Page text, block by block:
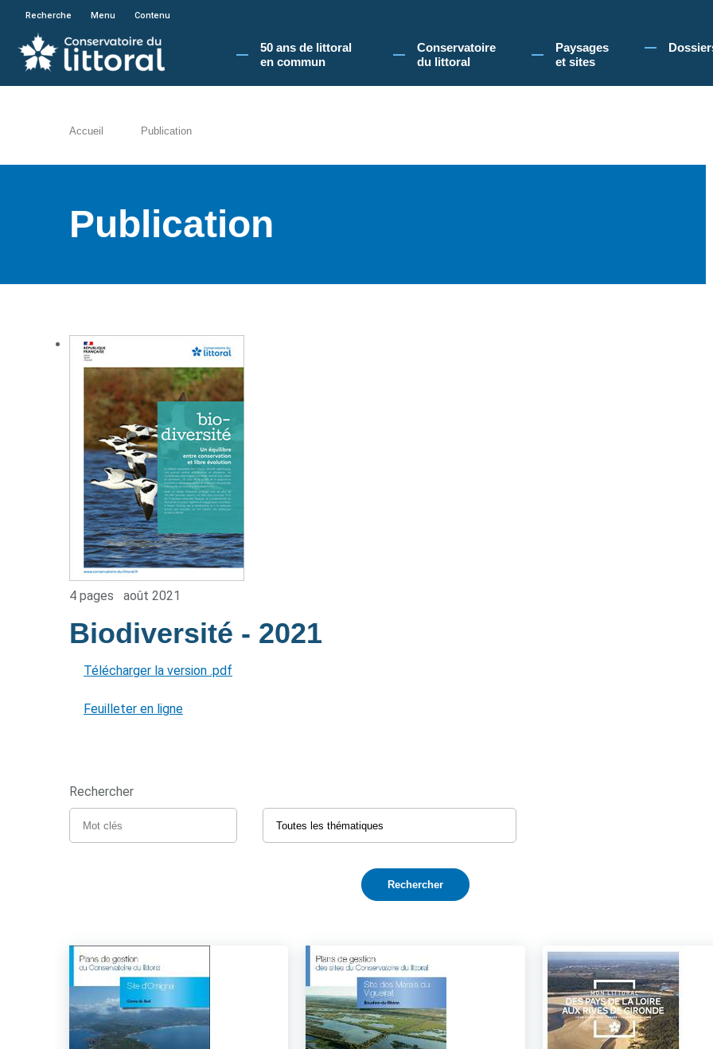
En poursuivant votre navigation sur le site du Conservatoire du littoral, vous acceptez l'utilisation de cookies pour vous
Recherche Menu Contenu
50 ans de littoral
en commun​
Conservatoire
du littoral
Paysages
et sites
Accueil Publication
Publication
4 pages août 2021
Biodiversité - 2021
Télécharger la version .pdf
Feuilleter en ligne
Rechercher